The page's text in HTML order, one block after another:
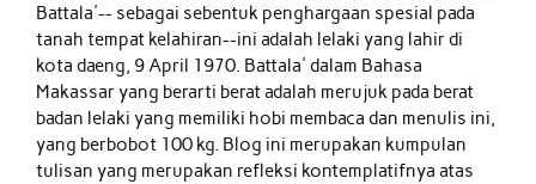
Battala'-- sebagai sebentuk penghargaan spesial pada
tanah tempat kelahiran--ini adalah lelaki yang lahir di
kota daeng, 9 April 1970. Battala' dalam Bahasa
Makassar yang berarti berat adalah merujuk pada berat
badan lelaki yang memiliki hobi membaca dan menulis ini,
yang berbobot 100 kg. Blog ini merupakan kumpulan
tulisan yang merupakan refleksi kontemplatifnya atas